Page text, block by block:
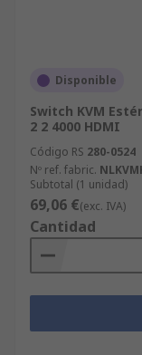
Disponible
Switch KVM
2 2 4000 HDMI
Código RS 280-0524
Nº ref. fabric.
Subtotal (1 unidad)
69,06 €(exc. IVA)
Cantidad